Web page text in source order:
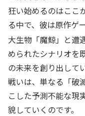
狂い始めるのはここ
る中で、彼は原作ゲ
大生物「魔鯨」と遭
められたシナリオを
の未来を創り出して
戦いは、単なる「破
こした予測不能な現
貌していくのです。